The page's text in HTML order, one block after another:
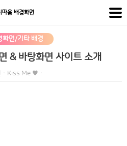
따움 배경화면
화면/기타 배경
& 바탕화면 사이트 소개
· Kiss Me ♥ ·